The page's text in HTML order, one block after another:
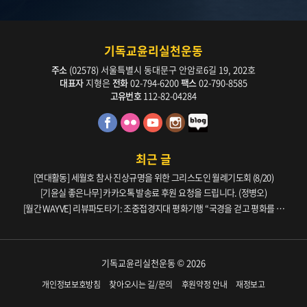
기독교윤리실천운동
주소 (02578) 서울특별시 동대문구 안암로6길 19, 202호
대표자지형은 전화02-794-6200팩스 02-790-8585
고유번호 112-82-04284
최근 글
[연대활동] 세월호 참사 진상규명을 위한 그리스도인 월례기도회 (8/20)
[기윤실 좋은나무] 카카오톡 발송료 후원 요청을 드립니다. (정병오)
[월간 WAYVE] 리뷰파도타기: 조중접경지대 평화기행 “국경을 걷고 평화를 생
기독교윤리실천운동 © 2026
개인정보보호방침 찾아오시는 길/문의 후원약정 안내 재정보고